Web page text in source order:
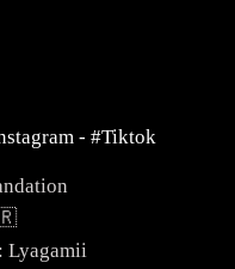
- #Tiktok
Lyagamii